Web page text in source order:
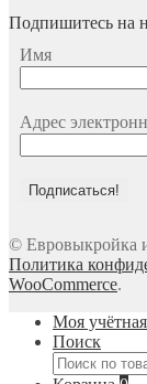
Подпишитесь на
Имя
Адрес
© Евровыкройка
Политика
WooCommerce.
Моя
Поиск
Искать: